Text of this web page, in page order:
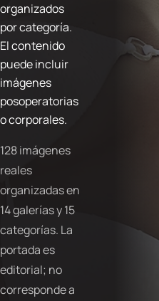
organizados
por categoría.
El contenido
puede incluir
imágenes
posoperatorias
o corporales.
128 imágenes
reales
organizadas en
14 galerías y 15
categorías. La
portada es
editorial; no
corresponde a